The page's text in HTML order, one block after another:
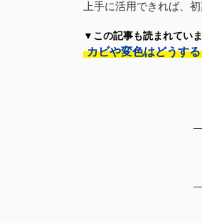
上手に活用できれば、
▼この記事も読まれてい
カビや変色はどうす